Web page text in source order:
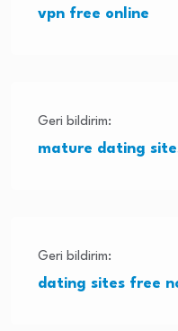
vpn free online
Geri bildirim:
mature dating
Geri bildirim:
dating sites free